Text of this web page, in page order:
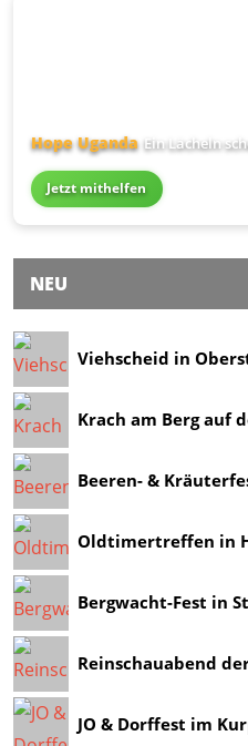
Hope Uganda Ein Lächeln
Jetzt mithelfen
NEU
Viehscheid in
Krach am Berg auf
Beeren- &
Oldtimertreffen in
Bergwacht-Fest in
Reinschauabend
JO & Dorffest im